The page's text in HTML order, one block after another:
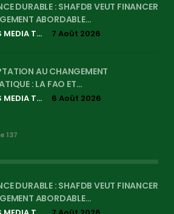
DURABLE : SHAFDB VEUT FINANCER
ABORDABLE…
EPLUS MEDIA TV 7 Août 2026
AU CHANGEMENT
: LA FAO ET…
EPLUS MEDIA TV 6 Août 2026
137
DURABLE : SHAFDB VEUT FINANCER
ABORDABLE…